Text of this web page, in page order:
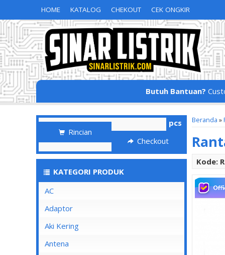
HOME KATALOG CHEKOUT CEK ONGKIR
Butuh Bantuan?
Beranda »
Kode:
pcs
Rincian
Checkout
KATEGORI PRODUK
AC
Adaptor
Aki Kering
Antena